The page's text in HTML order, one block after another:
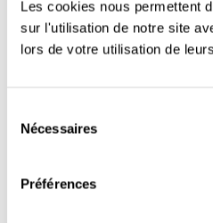
Les cookies nous permettent
sur l'utilisation de notre site
lors de votre utilisation de
Nécessaires
Préférences